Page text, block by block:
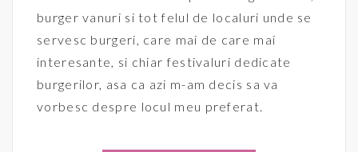
burger vanuri si tot felul de localuri unde se
servesc burgeri, care mai de care mai
interesante, si chiar festivaluri dedicate
burgerilor, asa ca azi m-am decis sa va
vorbesc despre locul meu preferat.